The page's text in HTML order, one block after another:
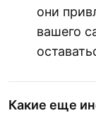
они
вашего
Какие еще